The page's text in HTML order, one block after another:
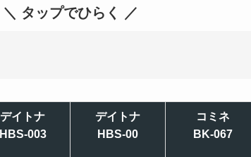
＼ タップでひらく ／
デイトナ
HBS-003
デイトナ
HBS-00
コミネ
BK-067